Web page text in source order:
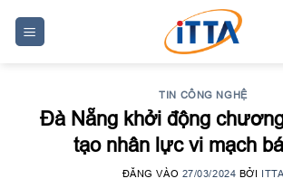
TIN CÔNG NGHỆ
Đà Nẵng khởi động
tạo nhân lực vi mạch
ĐĂNG VÀO 27/03/2024 BỞI ITTA